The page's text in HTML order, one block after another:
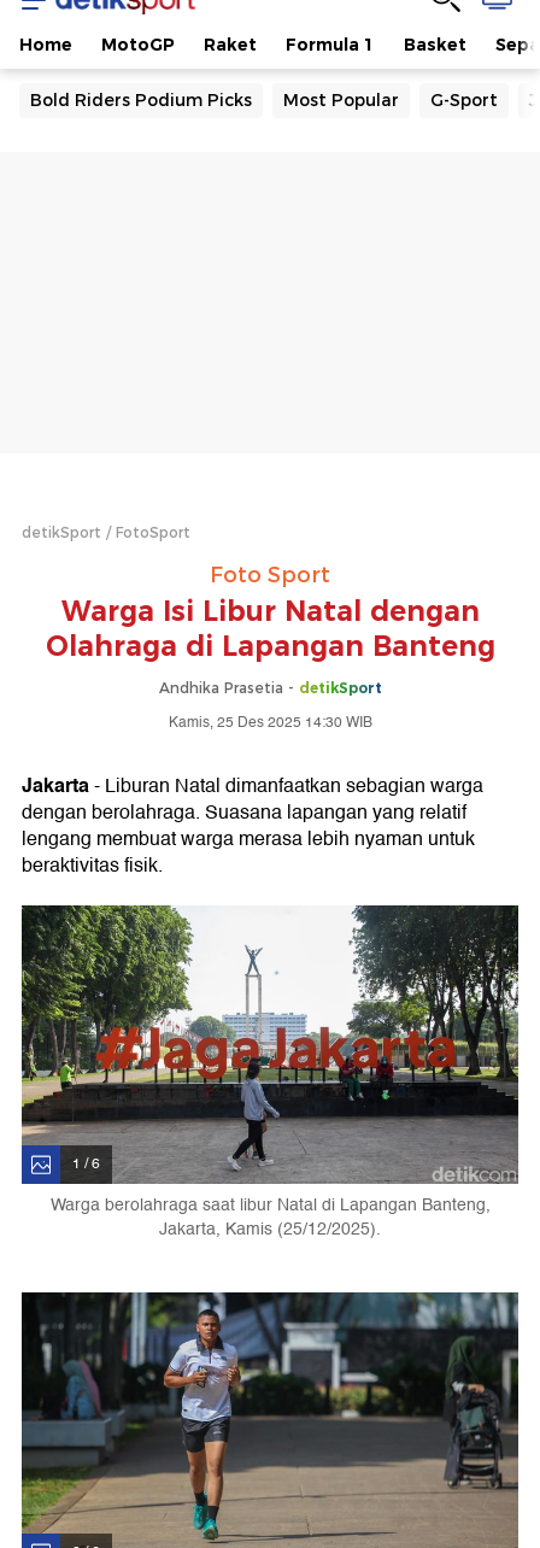
Home MotoGP Raket Formula 1 Basket
Bold Riders Podium Picks Most Popular G-Sport
detikSport FotoSport
Foto Sport
Warga Isi Libur Natal dengan
Olahraga di Lapangan Banteng
Andhika Prasetia - detikSport
Kamis, 25 Des 2025 14:30 WIB
Jakarta- Liburan Natal dimanfaatkan sebagian warga
dengan berolahraga. Suasana lapangan yang relatif
lengang membuat warga merasa lebih nyaman untuk
beraktivitas fisik.
1 / 6
Warga berolahraga saat libur Natal di Lapangan Banteng,
Jakarta, Kamis (25/12/2025).